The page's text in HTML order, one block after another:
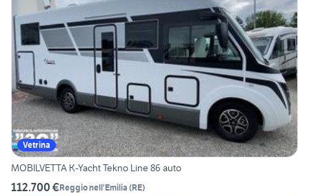
Vetrina
MOBILVETTA K-Yacht Tekno Line 86 auto
112.700 €Reggio nell'Emilia (RE)